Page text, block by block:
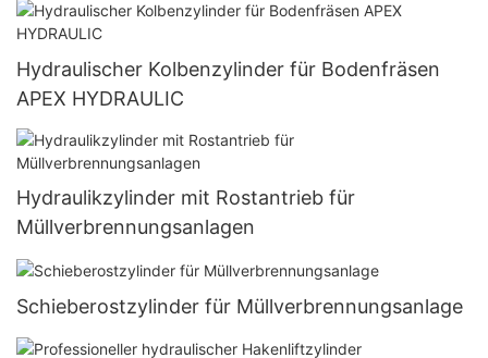
Hydraulischer Kolbenzylinder für Bodenfräsen
APEX HYDRAULIC
Hydraulikzylinder mit Rostantrieb für
Müllverbrennungsanlagen
Schieberostzylinder für Müllverbrennungsanlage